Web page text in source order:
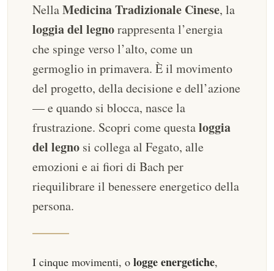
NellaMedicina Tradizionale Cinese, la
loggia del legnorappresenta l’energia
che spinge verso l’alto, come un
germoglio in primavera. È il movimento
del progetto, della decisione e dell’azione
— e quando si blocca, nasce la
frustrazione. Scopri come questaloggia
del legno si collega al Fegato, alle
emozioni e ai fiori di Bach per
riequilibrare il benessere energetico della
persona.
I cinque movimenti, o logge energetiche,